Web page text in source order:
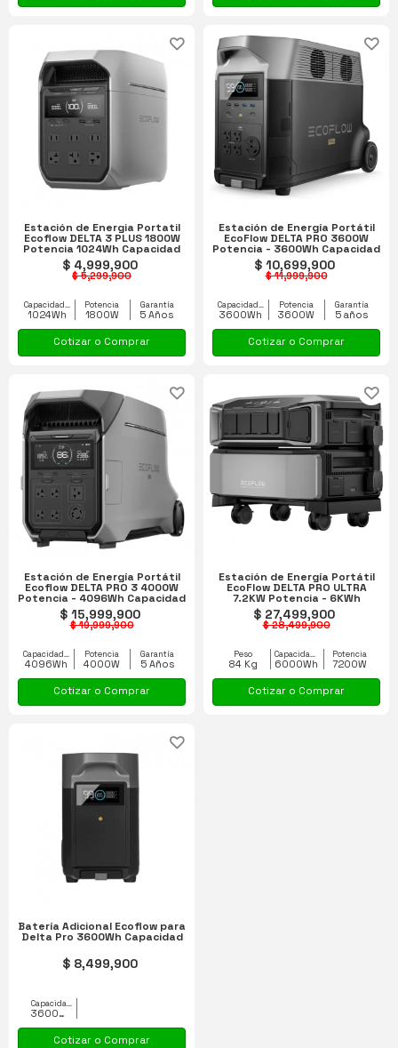
Estación de Energia Portatil
Ecoflow DELTA 3 PLUS 1800W
Potencia 1024Wh Capacidad
$ 4,999,900
$ 5,299,900
Capacidad equipo
1024Wh
Potencia
1800W
Garantía
5 Años
Cotizar o Comprar
Estación de Energía Portátil
EcoFlow DELTA PRO 3600W
Potencia - 3600Wh Capacidad
$ 10,699,900
$ 11,999,900
Capacidad equipo
3600Wh
Potencia
3600W
Garantía
5 años
Cotizar o Comprar
Estación de Energía Portátil
Ecoflow DELTA PRO 3 4000W
Potencia - 4096Wh Capacidad
$ 15,999,900
$ 19,999,900
Capacidad equipo
4096Wh
Potencia
4000W
Garantía
5 Años
Cotizar o Comprar
Estación de Energía Portátil
EcoFlow DELTA PRO ULTRA
7.2KW Potencia - 6KWh
Capacidad
$ 27,499,900
$ 28,499,900
Peso
84 Kg
Capacidad equipo
6000Wh
Potencia
7200W
Cotizar o Comprar
Batería Adicional Ecoflow para
Delta Pro 3600Wh Capacidad
$ 8,499,900
Capacidad equipo
3600Wh
Cotizar o Comprar